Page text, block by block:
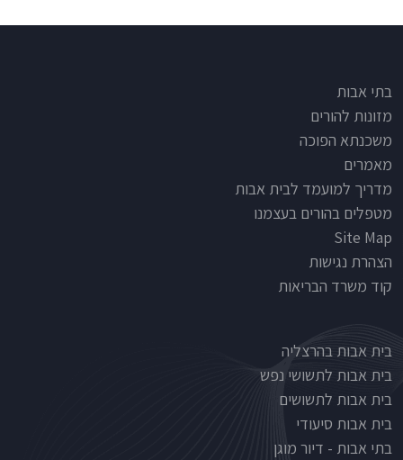
Footer
בתי אבות
מזונות להורים
משכנתא הפוכה
מאמרים
מדריך למועמד לבית אבות
מטפלים בהורים בעצמנו
Site Map
הצהרת נגישות
קוד משרד הבריאות
Nursinghouse type
בית אבות בהרצליה
בית אבות לתשושי נפש
בית אבות לתשושים
בית אבות סיעודי
בתי אבות - דיור מוגן